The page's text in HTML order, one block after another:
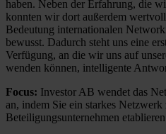
haben. Neben der Erfahrung, die
konnten wir dort außerdem
Bedeutung internationalen
bewusst. Dadurch steht uns eine
Verfügung, an die wir uns auf
wenden können, intelligente
Focus: Investor AB wendet das
an, indem Sie ein starkes
Beteiligungsunternehmen